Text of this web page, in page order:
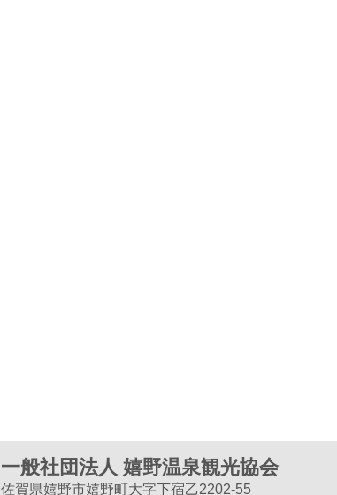
一般社団法人 嬉野温泉観光協会
佐賀県嬉野市嬉野町大字下宿乙2202-55